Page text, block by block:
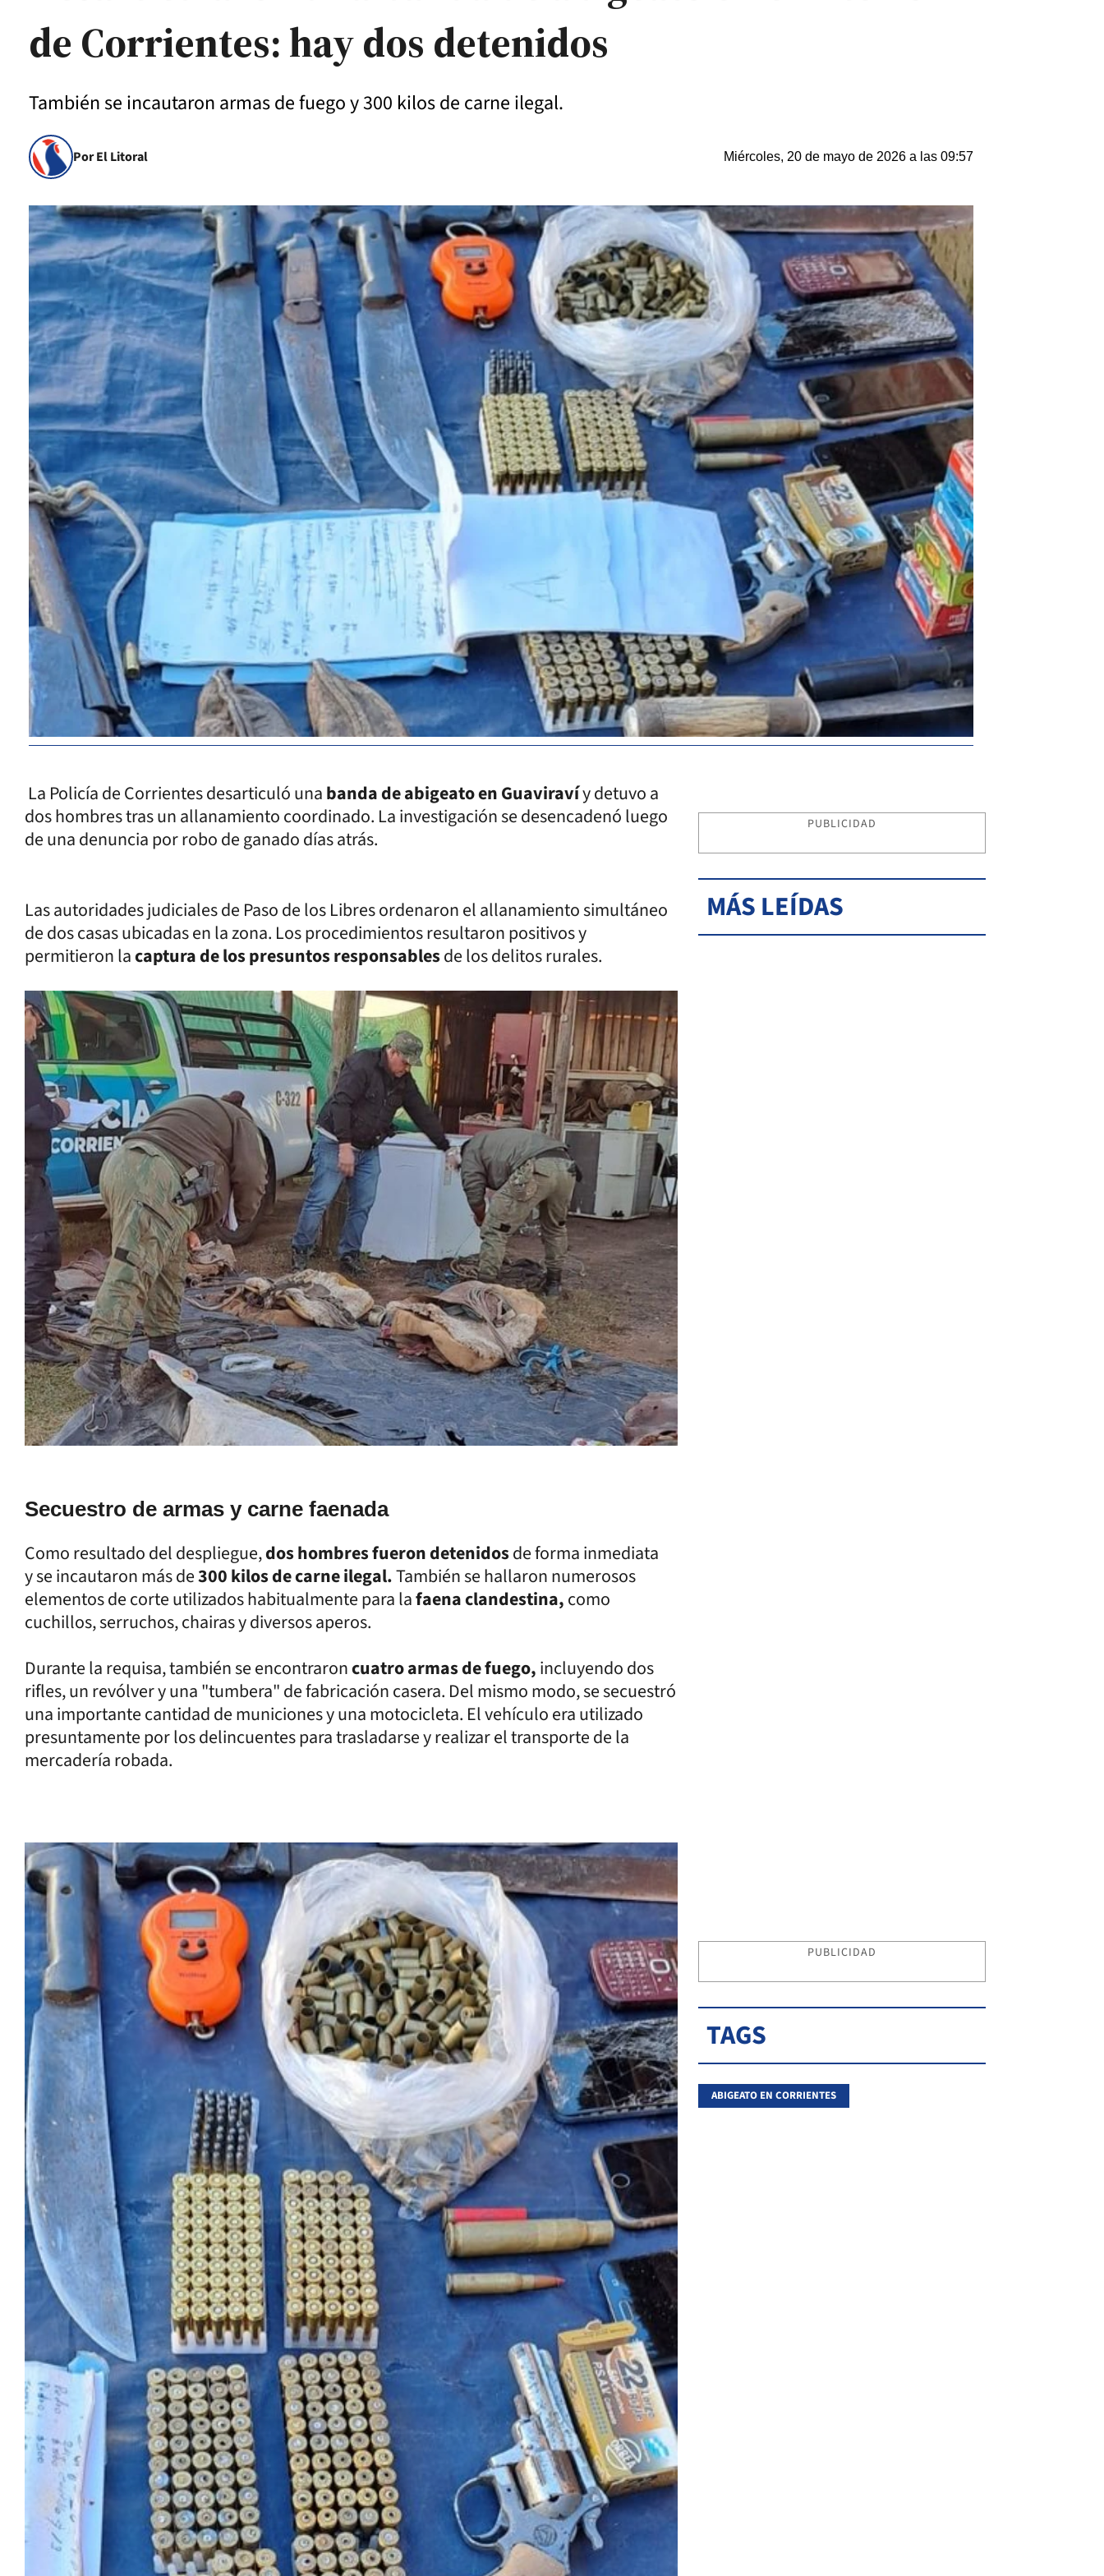
de Corrientes: hay dos detenidos
También se incautaron armas de fuego y 300 kilos de carne ilegal.
Por El Litoral Miércoles, 20 de mayo de 2026 a las 09:57
La Policía de Corrientes desarticuló unabanda de abigeato en Guaviravíy detuvo a
dos hombres tras un allanamiento coordinado. La investigación se desencadenó luego
de una denuncia por robo de ganado días atrás.
Las autoridades judiciales de Paso de los Libres ordenaron el allanamiento simultáneo
de dos casas ubicadas en la zona. Los procedimientos resultaron positivos y
permitieron lacaptura de los presuntos responsablesde los delitos rurales.
Secuestro de armas y carne faenada
Como resultado del despliegue,dos hombres fueron detenidosde forma inmediata
y se incautaron más de300 kilos de carne ilegal.También se hallaron numerosos
elementos de corte utilizados habitualmente para lafaena clandestina,como
cuchillos, serruchos, chairas y diversos aperos.
Durante la requisa, también se encontraroncuatro armas de fuego,incluyendo dos
rifles, un revólver y una "tumbera" de fabricación casera. Del mismo modo, se secuestró
una importante cantidad de municiones y una motocicleta. El vehículo era utilizado
presuntamente por los delincuentes para trasladarse y realizar el transporte de la
mercadería robada.
PUBLICIDAD
MÁS LEÍDAS
PUBLICIDAD
TAGS
ABIGEATO EN CORRIENTES